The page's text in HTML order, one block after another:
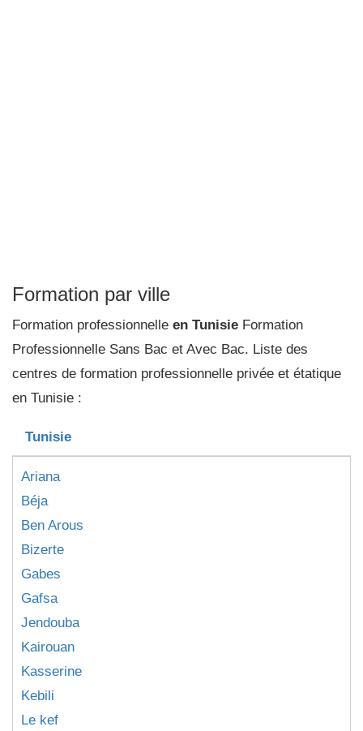
Formation par ville
Formation professionnelle en Tunisie Formation
Professionnelle Sans Bac et Avec Bac. Liste des
centres de formation professionnelle privée et étatique
en Tunisie :
Tunisie
Ariana
Béja
Ben Arous
Bizerte
Gabes
Gafsa
Jendouba
Kairouan
Kasserine
Kebili
Le kef